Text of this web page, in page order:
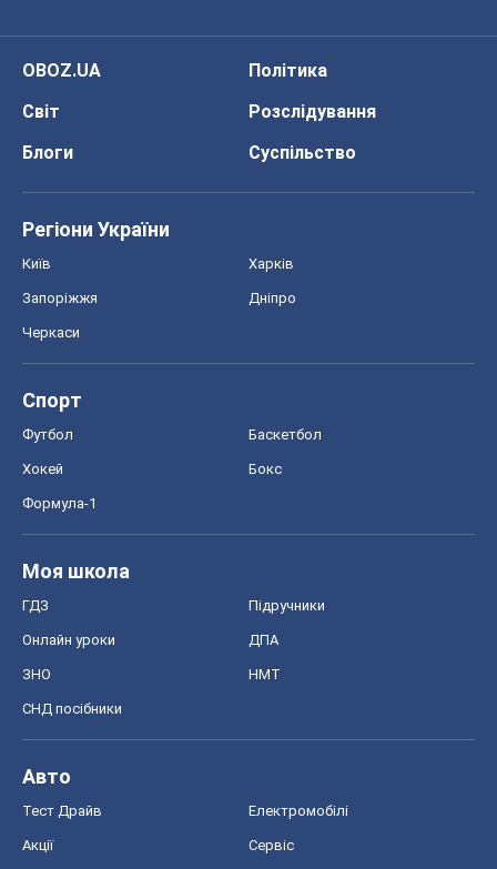
OBOZ.UA
Політика
Світ
Розслідування
Блоги
Суспільство
Регіони України
Київ Харків
Запоріжжя Дніпро
Черкаси
Спорт
Футбол Баскетбол
Хокей Бокс
Формула-1
Моя школа
ГДЗ Підручники
Онлайн уроки ДПА
ЗНО НМТ
СНД посібники
Авто
Тест Драйв Електромобілі
Акції Сервіс